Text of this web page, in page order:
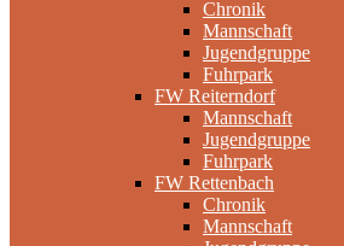
Chronik
Mannschaft
Jugendgruppe
Fuhrpark
FW Reiterndorf
Mannschaft
Jugendgruppe
Fuhrpark
FW Rettenbach
Chronik
Mannschaft